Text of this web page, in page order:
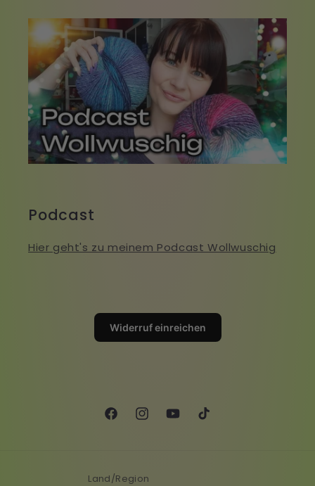
Podcast
Hier geht's zu meinem Podcast Wollwuschig
Widerruf einreichen
FacebookInstagramYouTubeTikTok
Land/Region